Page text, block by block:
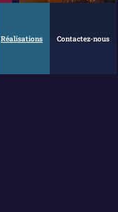
Réalisations Contactez-nous